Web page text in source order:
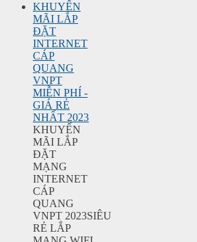
KHUYẾN
MÃI LẮP
ĐẶT
INTERNET
CÁP
QUANG
VNPT
MIỄN PHÍ -
GIÁ RẺ
NHẤT 2023
KHUYẾN
MÃI LẮP
ĐẶT
MẠNG
INTERNET
CÁP
QUANG
VNPT 2023SIÊU
RẺ LẮP